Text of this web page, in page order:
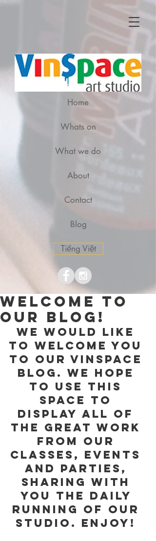
Home
Whats on
What we do
About
Contact
Blog
Tiếng Việt
Welcome to
our blog!
We would like
to welcome you
to our VinSpace
blog. We hope
to use this
space to
display all of
the great work
from our
classes, events
and parties,
sharing with
you the daily
running of our
studio. Enjoy!